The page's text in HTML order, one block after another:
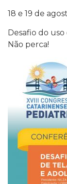
18 e 19 de
Desafio do
Não perca!